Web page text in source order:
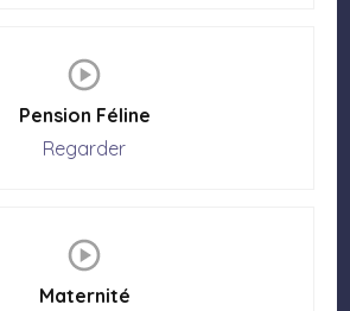
Pension Féline
Regarder
Maternité